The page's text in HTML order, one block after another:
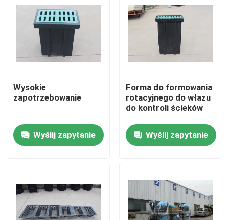
O nas
Wycieczka po fabryce
Kontrola jakości
Poprosić o wycenę
Forma do formowania rotacyjnego
Wysokie
zapotrzebowanie
Wyślij zapytanie
Forma do formowania
rotacyjnego do włazu
do kontroli ścieków
Wyślij zapytanie